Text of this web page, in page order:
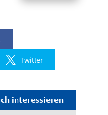
interessieren
Twitter